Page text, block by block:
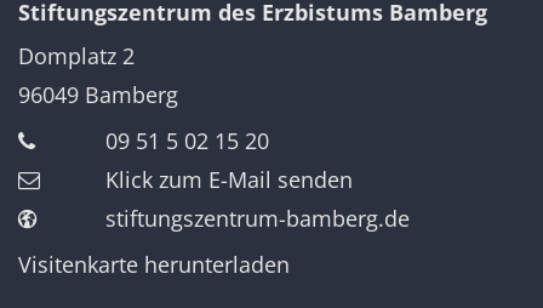
Stiftungszentrum des Erzbistums Bamberg
Domplatz 2
96049 Bamberg
09 51 5 02 15 20
Klick zum E-Mail senden
stiftungszentrum-bamberg.de
Visitenkarte herunterladen